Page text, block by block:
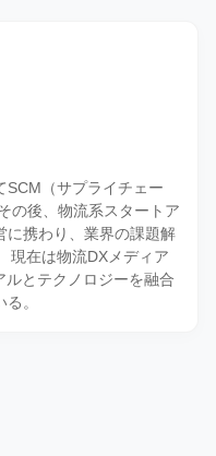
SCM（サプライチェー
の後、物流系スタートア
に携わり、業界の課題解
現在は物流DXメディア
ルとテクノロジーを融合
。